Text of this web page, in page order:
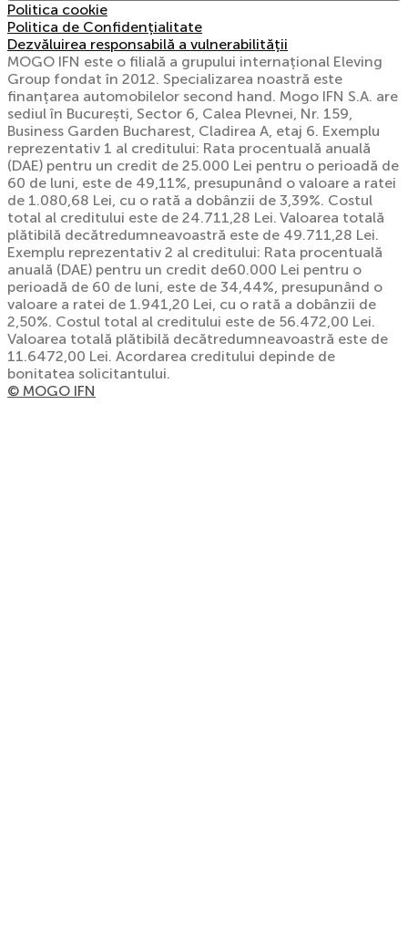
Politica cookie
Politica de Confidențialitate
Dezvăluirea responsabilă a vulnerabilității
MOGO IFN este o filială a grupului internațional Eleving
Group fondat în 2012. Specializarea noastră este
finanțarea automobilelor second hand. Mogo IFN S.A. are
sediul în București, Sector 6, Calea Plevnei, Nr. 159,
Business Garden Bucharest, Cladirea A, etaj 6. Exemplu
reprezentativ 1 al creditului: Rata procentuală anuală
(DAE) pentru un credit de 25.000 Lei pentru o perioadă de
60 de luni, este de 49,11%, presupunând o valoare a ratei
de 1.080,68 Lei, cu o rată a dobânzii de 3,39%. Costul
total al creditului este de 24.711,28 Lei. Valoarea totală
plătibilă decătredumneavoastră este de 49.711,28 Lei.
Exemplu reprezentativ 2 al creditului: Rata procentuală
anuală (DAE) pentru un credit de60.000 Lei pentru o
perioadă de 60 de luni, este de 34,44%, presupunând o
valoare a ratei de 1.941,20 Lei, cu o rată a dobânzii de
2,50%. Costul total al creditului este de 56.472,00 Lei.
Valoarea totală plătibilă decătredumneavoastră este de
11.6472,00 Lei. Acordarea creditului depinde de
bonitatea solicitantului.
© MOGO IFN